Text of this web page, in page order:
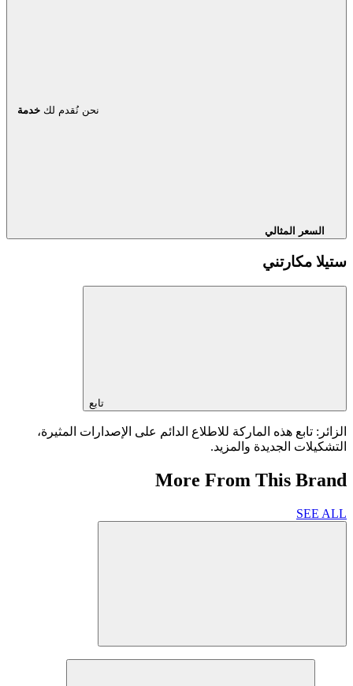
نحن نُقدم لك خدمة
السعر المثالي
ستيلا مكارتني
تابع
الزائر: تابع هذه الماركة للاطلاع الدائم على الإصدارات المثيرة،
التشكيلات الجديدة والمزيد.
More From This Brand
SEE ALL